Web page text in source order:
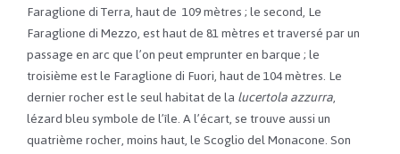
Faraglione di Terra, haut de 109 mètres ; le second, Le
Faraglione di Mezzo, est haut de 81 mètres et traversé par un
passage en arc que l’on peut emprunter en barque ; le
troisième est le Faraglione di Fuori, haut de 104 mètres. Le
dernier rocher est le seul habitat de lalucertola azzurra,
lézard bleu symbole de l’île. A l’écart, se trouve aussi un
quatrième rocher, moins haut, le Scoglio del Monacone. Son